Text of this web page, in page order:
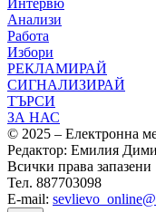
Интервю
Анализи
Работа
Избори
РЕКЛАМИРАЙ
СИГНАЛИЗИРАЙ
ТЪРСИ
ЗА НАС
© 2025 – Електронна
Редактор: Емилия
Всички права запазени
Тел. 887703098
E-mail: